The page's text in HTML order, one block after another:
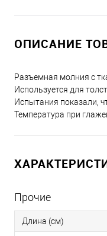
ОПИСАНИЕ
Разъемная молния с
Используется для
Испытания показали,
Температура при
Прочие
Длина (см)